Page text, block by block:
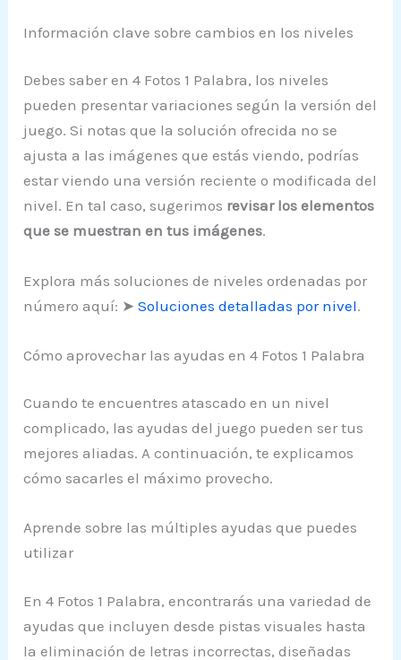
Información clave sobre cambios en los niveles
Debes saber en 4 Fotos 1 Palabra, los niveles
pueden presentar variaciones según la versión del
juego. Si notas que la solución ofrecida no se
ajusta a las imágenes que estás viendo, podrías
estar viendo una versión reciente o modificada del
nivel. En tal caso, sugerimos revisar los elementos
que se muestran en tus imágenes.
Explora más soluciones de niveles ordenadas por
número aquí: ➤Soluciones detalladas por nivel.
Cómo aprovechar las ayudas en 4 Fotos 1 Palabra
Cuando te encuentres atascado en un nivel
complicado, las ayudas del juego pueden ser tus
mejores aliadas. A continuación, te explicamos
cómo sacarles el máximo provecho.
Aprende sobre las múltiples ayudas que puedes
utilizar
En 4 Fotos 1 Palabra, encontrarás una variedad de
ayudas que incluyen desde pistas visuales hasta
la eliminación de letras incorrectas, diseñadas